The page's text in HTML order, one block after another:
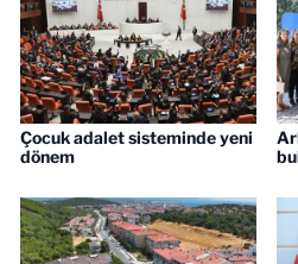
Çocuk adalet sisteminde yeni
dönem